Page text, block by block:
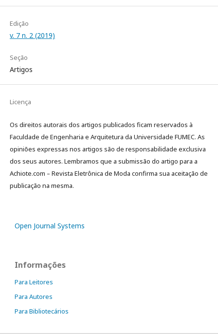
Edição
v. 7 n. 2 (2019)
Seção
Artigos
Licença
Os direitos autorais dos artigos publicados ficam reservados à
Faculdade de Engenharia e Arquitetura da Universidade FUMEC. As
opiniões expressas nos artigos são de responsabilidade exclusiva
dos seus autores. Lembramos que a submissão do artigo para a
Achiote.com – Revista Eletrônica de Moda confirma sua aceitação de
publicação na mesma.
Open Journal Systems
Informações
Para Leitores
Para Autores
Para Bibliotecários